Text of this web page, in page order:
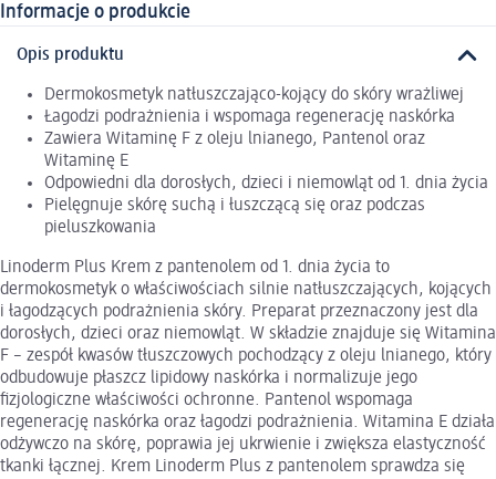
Informacje o produkcie
Opis produktu
Dermokosmetyk natłuszczająco-kojący do skóry wrażliwej
Łagodzi podrażnienia i wspomaga regenerację naskórka
Zawiera Witaminę F z oleju lnianego, Pantenol oraz
Witaminę E
Odpowiedni dla dorosłych, dzieci i niemowląt od 1. dnia życia
Pielęgnuje skórę suchą i łuszczącą się oraz podczas
pieluszkowania
Linoderm Plus Krem z pantenolem od 1. dnia życia to
dermokosmetyk o właściwościach silnie natłuszczających, kojących
i łagodzących podrażnienia skóry. Preparat przeznaczony jest dla
dorosłych, dzieci oraz niemowląt. W składzie znajduje się Witamina
F – zespół kwasów tłuszczowych pochodzący z oleju lnianego, który
odbudowuje płaszcz lipidowy naskórka i normalizuje jego
fizjologiczne właściwości ochronne. Pantenol wspomaga
regenerację naskórka oraz łagodzi podrażnienia. Witamina E działa
odżywczo na skórę, poprawia jej ukrwienie i zwiększa elastyczność
tkanki łącznej. Krem Linoderm Plus z pantenolem sprawdza się